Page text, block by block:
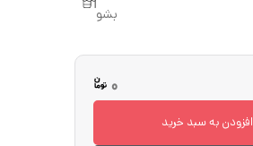
بشو
0
افزودن به سبد خرید